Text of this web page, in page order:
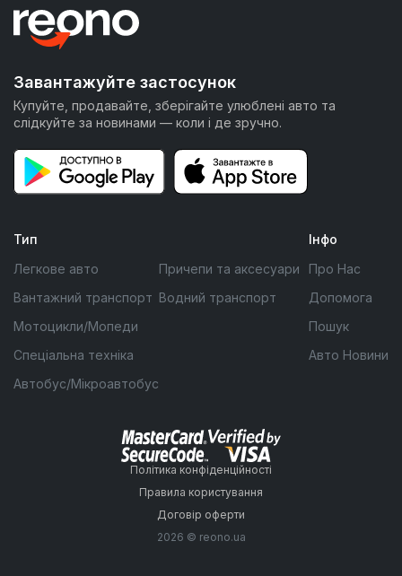
Завантажуйте застосунок
Купуйте, продавайте, зберігайте улюблені авто та
слідкуйте за новинами — коли і де зручно.
Тип
Легкове авто
Вантажний транспорт
Мотоцикли/Мопеди
Спеціальна техніка
Автобус/Мікроавтобус
Причепи та аксесуари
Водний транспорт
Інфо
Про Нас
Допомога
Пошук
Авто Новини
Політика конфіденційності
Правила користування
Договір оферти
2026 © reono.ua